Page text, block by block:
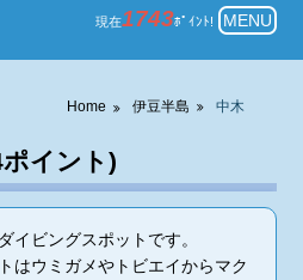
中木 一覧表示 ダイビン
現在1743ﾎﾟｲﾝﾄ! MENU
Home 伊豆半島 中木
イント)
イビングスポットです。
はウミガメやトビエイからマク